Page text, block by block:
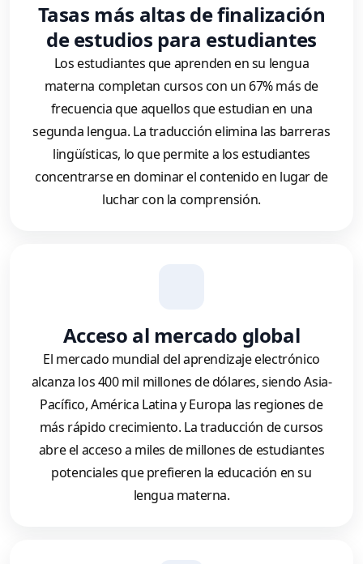
Tasas más altas de finalización
de estudios para estudiantes
Los estudiantes que aprenden en su lengua
materna completan cursos con un 67% más de
frecuencia que aquellos que estudian en una
segunda lengua. La traducción elimina las barreras
lingüísticas, lo que permite a los estudiantes
concentrarse en dominar el contenido en lugar de
luchar con la comprensión.
Acceso al mercado global
El mercado mundial del aprendizaje electrónico
alcanza los 400 mil millones de dólares, siendo Asia-
Pacífico, América Latina y Europa las regiones de
más rápido crecimiento. La traducción de cursos
abre el acceso a miles de millones de estudiantes
potenciales que prefieren la educación en su
lengua materna.